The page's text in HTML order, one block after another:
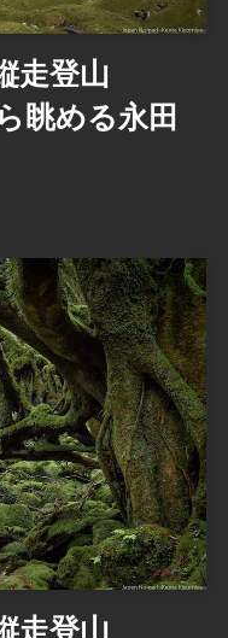
走登山
眺める永田
走登山